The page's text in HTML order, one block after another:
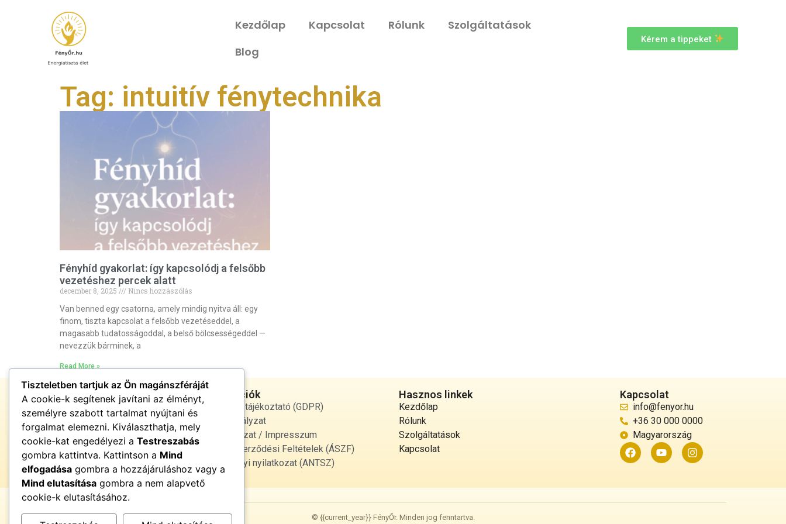
Kezdőlap Kapcsolat Rólunk
Szolgáltatások
Blog
Kérem a tippeket
Tag: intuitív fénytechnika
Fényhíd gyakorlat: így kapcsolódj a felsőbb
vezetéshez percek alatt
december 8, 2025
Nincs hozzászólás
Van benned egy csatorna, amely mindig nyitva áll: egy
finom, tiszta kapcsolat a felsőbb vezetéseddel, a
magasabb tudatosságoddal, a belső bölcsességeddel —
nevezzük bárminek, a
Read More »
Energiatiszta élet •
fényben és harmóniában
Jogi infórmációk
Adatvédelmi tájékoztató (GDPR)
cookie szabályzat
Jogi nyilatkozat / Impresszum
Általános Szerződési Feltételek (ÁSZF)
Egészségügyi nyilatkozat (ANTSZ)
Hasznos linkek
Kezdőlap
Rólunk
Szolgáltatások
Kapcsolat
Kapcsolat
info@fenyor.hu
+36 30 000 0000
Magyarország
© {{current_year}} FényŐr. Minden jog fenntartva.
Tiszteletben tartjuk az Ön magánszféráját
A cookie-k segítenek javítani az élményt,
személyre szabott tartalmat nyújtani és
forgalmat elemezni. Kiválaszthatja, mely
cookie-kat engedélyezi a Testreszabás
gombra kattintva. Kattintson a Mind
elfogadása gombra a hozzájáruláshoz vagy a
Mind elutasítása gombra a nem alapvető
cookie-k elutasításához.